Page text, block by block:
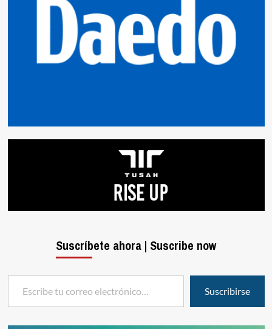
Suscríbete ahora | Suscribe now
Escribe tu correo electrónico…
Suscribirse